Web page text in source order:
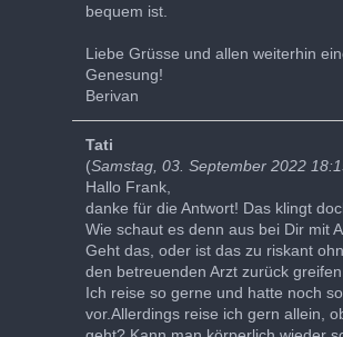
bequem ist.
Liebe Grüsse und allen weiterhin
Genesung!
Berivan
Tati
(Samstag, 03. September 2022
Hallo Frank,
danke für die Antwort! Das klingt
Wie schaut es denn aus bei Dir mit
Geht das, oder ist das zu riskant
den betreuenden Arzt zurück
Ich reise so gerne und hatte noch
vor.Allerdings reise ich gern allein,